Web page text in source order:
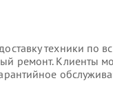
техники по
ремонт. Клиенты